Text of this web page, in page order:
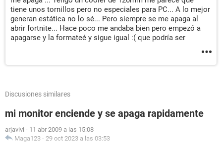
tiene unos tornillos pero no especiales para PC... A lo mejor
generan estática no lo sé... Pero siempre se me apaga al
abrir fortnite... Hace poco me andaba bien pero empezó a
apagarse y la formateé y sigue igual :( que podría ser
Discusiones similares
mi monitor enciende y se apaga rapidamente
arjavivi - 11 abr 2009 a las 15:08
Maga123 - 29 oct 2023 a las 03:53